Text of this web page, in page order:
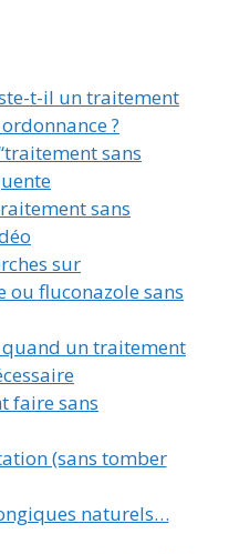
t-il un traitement
?
sans
sans
sur
ou fluconazole sans
un traitement
faire sans
(sans tomber
naturels…